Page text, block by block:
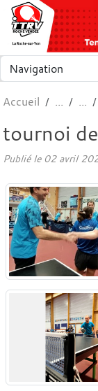
Accueil
tournoi
Publié le 02 avril
Panneau de